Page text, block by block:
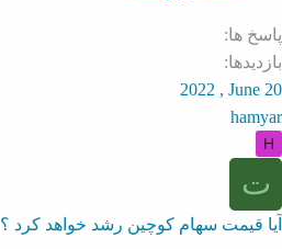
پاسخ ها
بازدیدها
2022 , June 20
hamyar
H
ت
آیا قیمت سهام کوچین رشد خواهد کرد ؟